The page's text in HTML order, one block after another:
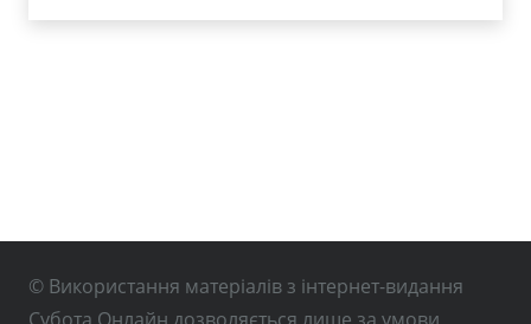
© Використання матеріалів з інтернет-видання